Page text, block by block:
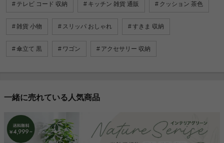
テレビ コード 収納 キッチン 雑貨 通販 クッション 茶色
雑貨 小物 スリッパ おしゃれ すきま 収納
傘立て 黒 ワゴン アクセサリー 収納
一緒に売れている人気商品